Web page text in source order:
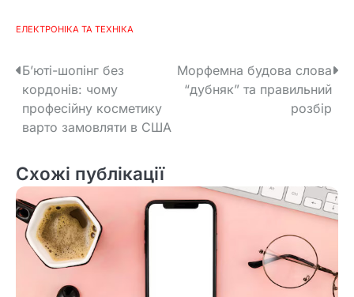
ЕЛЕКТРОНІКА ТА ТЕХНІКА
Н
а
в
г
а
ц
Б’юті-шопінг без
кордонів: чому
професійну косметику
варто замовляти в США
Морфемна будова слова
“дубняк” та правильний
розбір
Схожі публікації